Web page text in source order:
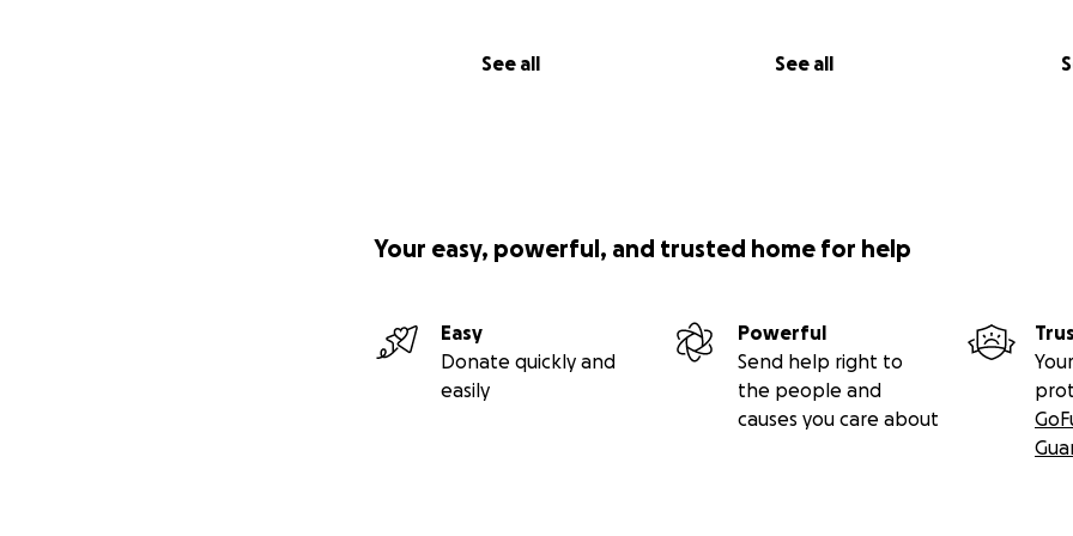
See all See all
Your easy, powerful, and trusted home for help
Easy
Donate quickly and
easily
Powerful
Send help right to
the people and
causes you care about